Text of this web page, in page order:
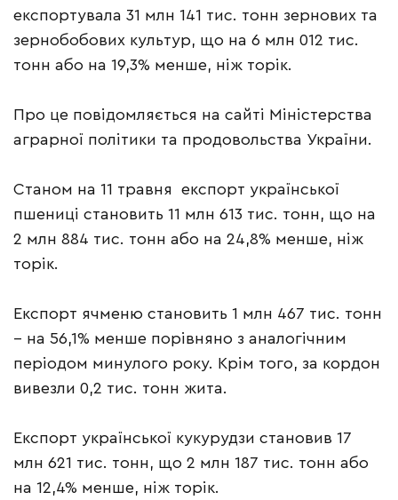
експортувала 31 млн 141 тис. тонн зернових та
зернобобових культур, що на 6 млн 012 тис.
тонн або на 19,3% менше, ніж торік.
Про це повідомляється на сайті Міністерства
аграрної політики та продовольства України.
Станом на 11 травня експорт української
пшениці становить 11 млн 613 тис. тонн, що на
2 млн 884 тис. тонн або на 24,8% менше, ніж
торік.
Експорт ячменю становить 1 млн 467 тис. тонн
– на 56,1% менше порівняно з аналогічним
періодом минулого року. Крім того, за кордон
вивезли 0,2 тис. тонн жита.
Експорт української кукурудзи становив 17
млн 621 тис. тонн, що 2 млн 187 тис. тонн або
на 12,4% менше, ніж торік.